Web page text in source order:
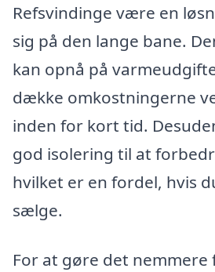
Refsvindinge være en
sig på den lange bane.
kan opnå på
dække omkostningerne
inden for kort tid.
god isolering til at
hvilket er en fordel, hvis
sælge.
For at gøre det